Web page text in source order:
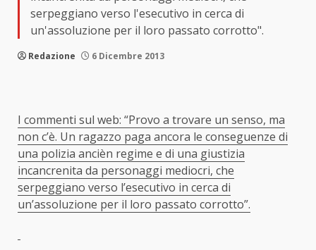
serpeggiano verso l'esecutivo in cerca di
un'assoluzione per il loro passato corrotto".
Redazione 6 Dicembre 2013
I commenti sul web: “Provo a trovare un senso, ma
non c’è. Un ragazzo paga ancora le conseguenze di
una polizia ancièn regime e di una giustizia
incancrenita da personaggi mediocri, che
serpeggiano verso l’esecutivo in cerca di
un’assoluzione per il loro passato corrotto”.